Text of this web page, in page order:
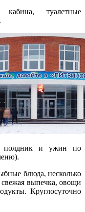
кабина, туалетные
полдник и ужин по
блюда, несколько
выпечка, овощи
Круглосуточно